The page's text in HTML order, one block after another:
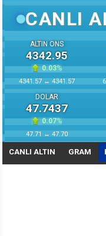
CANLI
ALTIN ONS
4342.95
0.03%
4341.57 ↔ 4341.57
DOLAR
47.7437
0.07%
47.71 ↔ 47.70
CANLI ALTIN GRAM